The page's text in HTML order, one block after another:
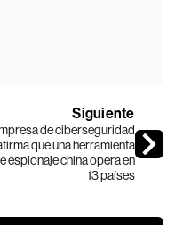
Siguiente
de ciberseguridad
que una herramienta
espionaje china opera en
13 países